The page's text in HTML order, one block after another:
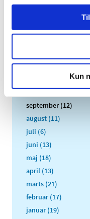
Kun
december (19)
november (30)
oktober (16)
september (12)
august (11)
juli (6)
juni (13)
maj (18)
april (13)
marts (21)
februar (17)
januar (19)